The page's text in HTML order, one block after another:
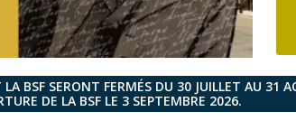
LA BSF SERONT FERMÉS DU 30 JUILLET AU 31
DE LA BSF LE 3 SEPTEMBRE 2026.